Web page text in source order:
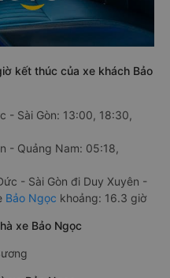
kết thúc của xe khách Bảo
- Sài Gòn: 13:00, 18:30,
- Quảng Nam: 05:18,
- Sài Gòn đi Duy Xuyên -
Bảo Ngọc khoảng: 16.3 giờ
xe Bảo Ngọc